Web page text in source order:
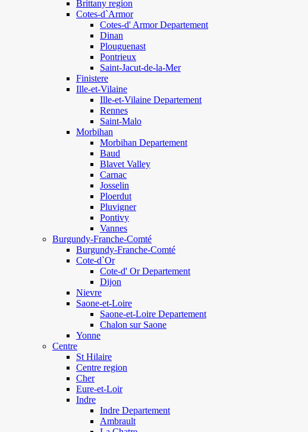
Brittany region
Cotes-d`Armor
Cotes-d' Armor Departement
Dinan
Plouguenast
Pontrieux
Saint-Jacut-de-la-Mer
Finistere
Ille-et-Vilaine
Ille-et-Vilaine Departement
Rennes
Saint-Malo
Morbihan
Morbihan Departement
Baud
Blavet Valley
Carnac
Josselin
Ploerdut
Pluvigner
Pontivy
Vannes
Burgundy-Franche-Comté
Burgundy-Franche-Comté
Cote-d`Or
Cote-d' Or Departement
Dijon
Nievre
Saone-et-Loire
Saone-et-Loire Departement
Chalon sur Saone
Yonne
Centre
St Hilaire
Centre region
Cher
Eure-et-Loir
Indre
Indre Departement
Ambrault